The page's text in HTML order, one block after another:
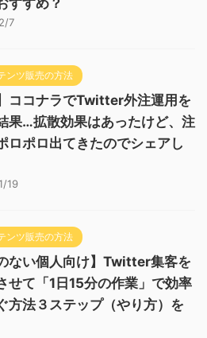
すすめ？
7
ツ販売の方法
ココナラでTwitter外注運用を
果…拡散効果はあったけど、注
ロポロ出てきたのでシェアし
19
ツ販売の方法
ない個人向け】Twitter集客を
せて「1日15分の作業」で効率
方法３ステップ（やり方）を